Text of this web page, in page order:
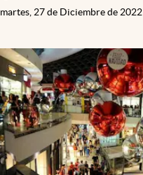
martes, 27 de Diciembre de 2022